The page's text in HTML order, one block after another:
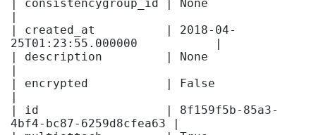
| consistencygroup_id | None
|
| created_at          | 2018-04-
25T01:23:55.000000           |
| description         | None
|
| encrypted           | False
|
| id                  | 8f159f5b-85a3-
4bf4-bc87-6259d8cfea63 |